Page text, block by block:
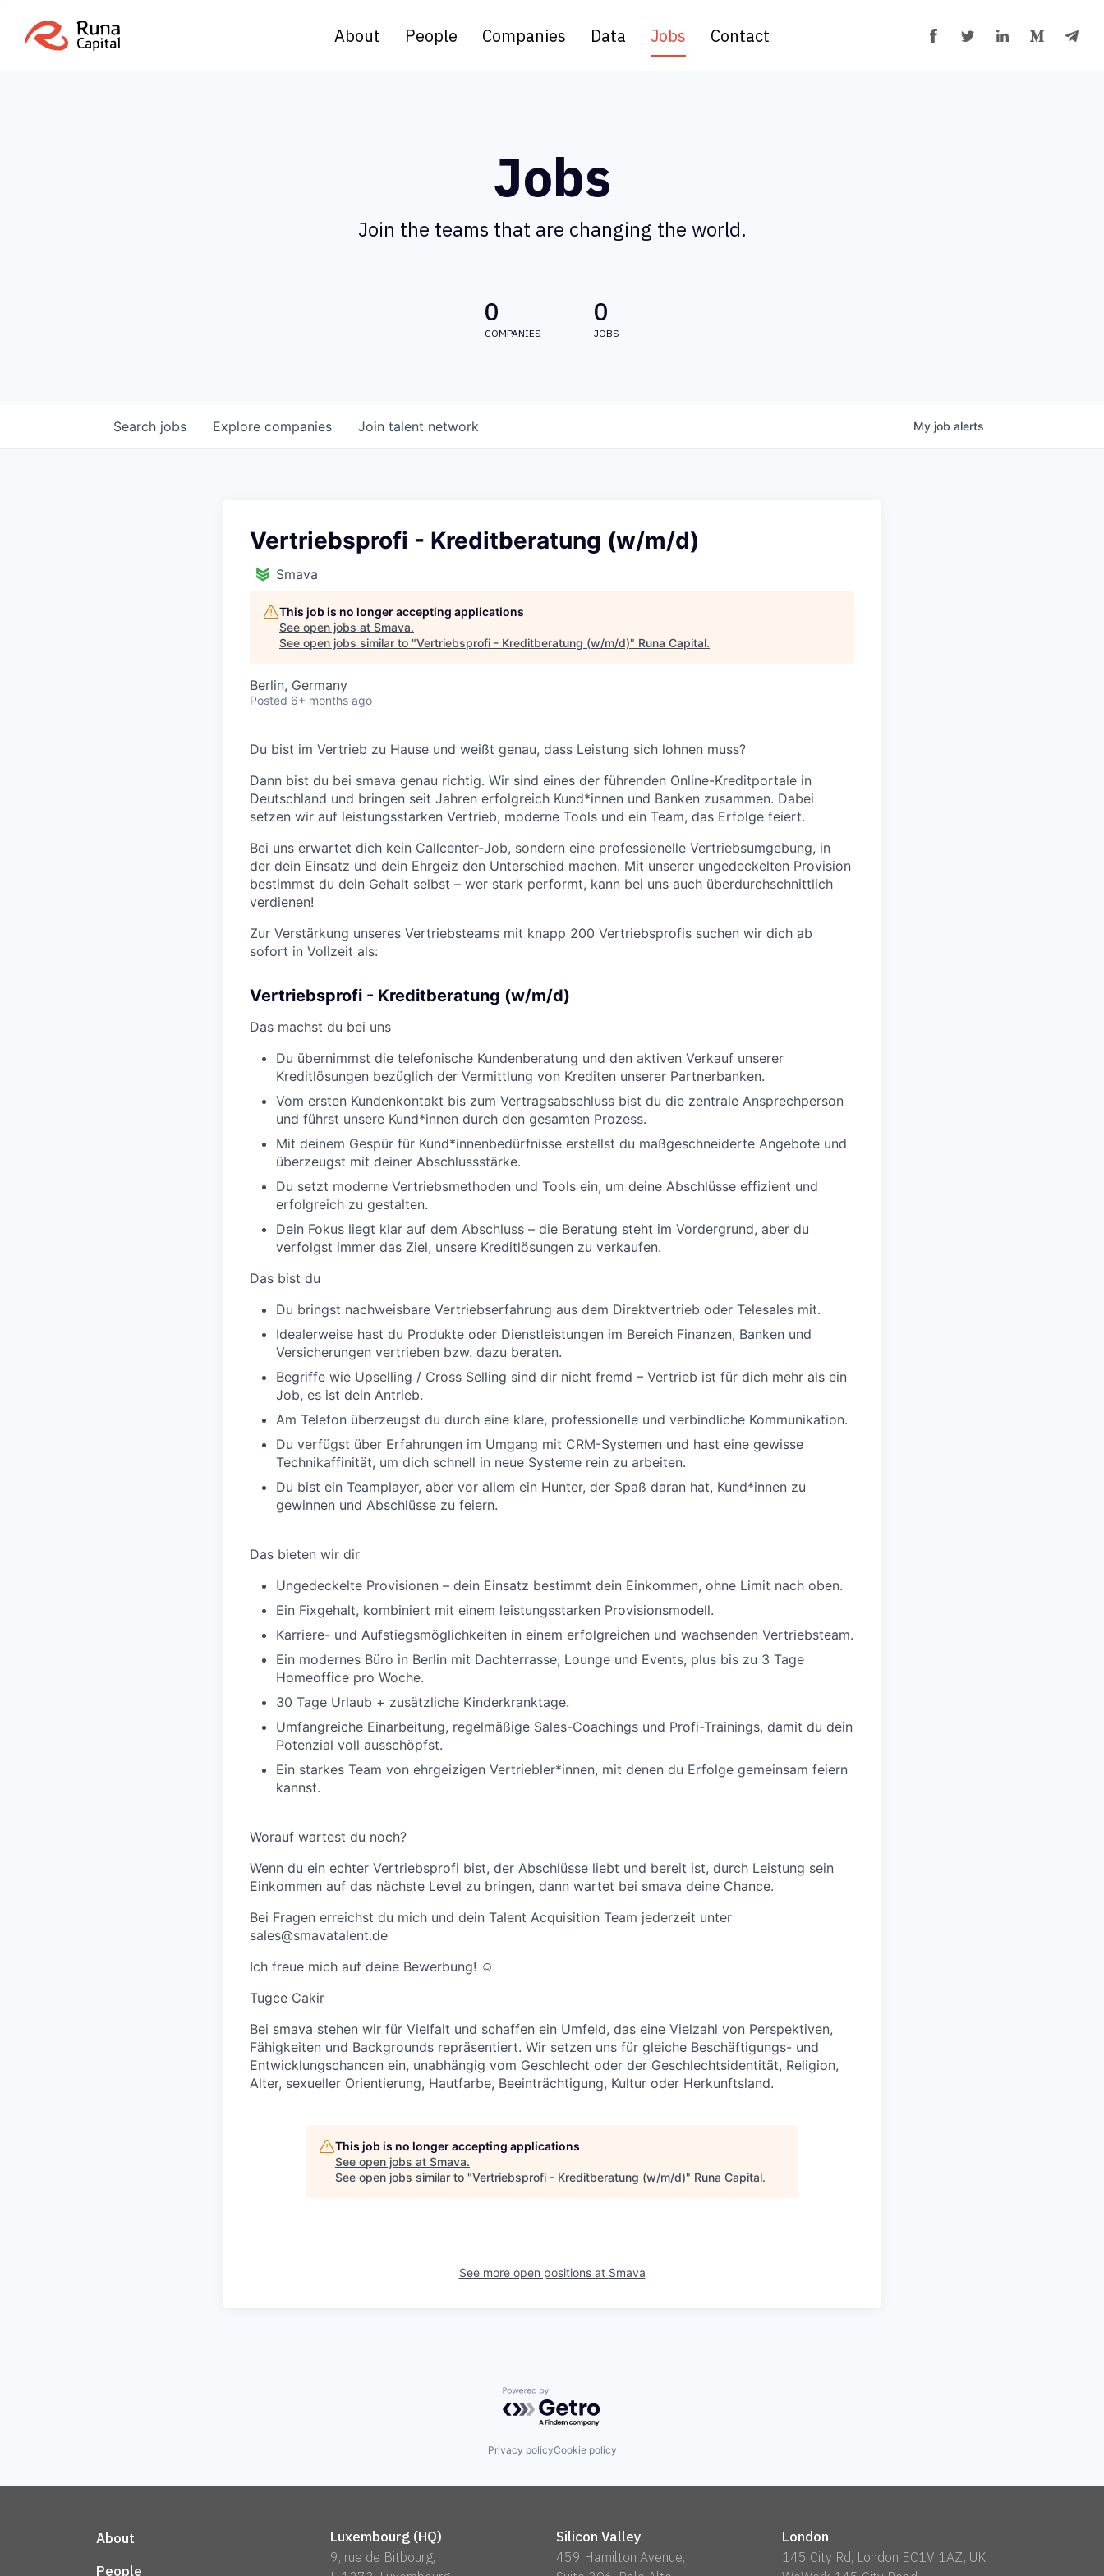
About People Companies Data Jobs Contact
Jobs
Join the teams that are changing the world.
0
COMPANIES
0
JOBS
Search jobs Explore companies Join talent network My job alerts
Vertriebsprofi - Kreditberatung (w/m/d)
Smava
This job is no longer accepting applications
See open jobs at Smava.
See open jobs similar to "Vertriebsprofi - Kreditberatung (w/m/d)" Runa Capital.
Berlin, Germany
Posted 6+ months ago
Du bist im Vertrieb zu Hause und weißt genau, dass Leistung sich lohnen muss?
Dann bist du bei smava genau richtig. Wir sind eines der führenden Online-Kreditportale in
Deutschland und bringen seit Jahren erfolgreich Kund*innen und Banken zusammen. Dabei
setzen wir auf leistungsstarken Vertrieb, moderne Tools und ein Team, das Erfolge feiert.
Bei uns erwartet dich kein Callcenter-Job, sondern eine professionelle Vertriebsumgebung, in
der dein Einsatz und dein Ehrgeiz den Unterschied machen. Mit unserer ungedeckelten Provision
bestimmst du dein Gehalt selbst – wer stark performt, kann bei uns auch überdurchschnittlich
verdienen!
Zur Verstärkung unseres Vertriebsteams mit knapp 200 Vertriebsprofis suchen wir dich ab
sofort in Vollzeit als:
Vertriebsprofi - Kreditberatung (w/m/d)
Das machst du bei uns
Du übernimmst die telefonische Kundenberatung und den aktiven Verkauf unserer
Kreditlösungen bezüglich der Vermittlung von Krediten unserer Partnerbanken.
Vom ersten Kundenkontakt bis zum Vertragsabschluss bist du die zentrale Ansprechperson
und führst unsere Kund*innen durch den gesamten Prozess.
Mit deinem Gespür für Kund*innenbedürfnisse erstellst du maßgeschneiderte Angebote und
überzeugst mit deiner Abschlussstärke.
Du setzt moderne Vertriebsmethoden und Tools ein, um deine Abschlüsse effizient und
erfolgreich zu gestalten.
Dein Fokus liegt klar auf dem Abschluss – die Beratung steht im Vordergrund, aber du
verfolgst immer das Ziel, unsere Kreditlösungen zu verkaufen.
Das bist du
Du bringst nachweisbare Vertriebserfahrung aus dem Direktvertrieb oder Telesales mit.
Idealerweise hast du Produkte oder Dienstleistungen im Bereich Finanzen, Banken und
Versicherungen vertrieben bzw. dazu beraten.
Begriffe wie Upselling / Cross Selling sind dir nicht fremd – Vertrieb ist für dich mehr als ein
Job, es ist dein Antrieb.
Am Telefon überzeugst du durch eine klare, professionelle und verbindliche Kommunikation.
Du verfügst über Erfahrungen im Umgang mit CRM-Systemen und hast eine gewisse
Technikaffinität, um dich schnell in neue Systeme rein zu arbeiten.
Du bist ein Teamplayer, aber vor allem ein Hunter, der Spaß daran hat, Kund*innen zu
gewinnen und Abschlüsse zu feiern.
Das bieten wir dir
Ungedeckelte Provisionen – dein Einsatz bestimmt dein Einkommen, ohne Limit nach oben.
Ein Fixgehalt, kombiniert mit einem leistungsstarken Provisionsmodell.
Karriere- und Aufstiegsmöglichkeiten in einem erfolgreichen und wachsenden Vertriebsteam.
Ein modernes Büro in Berlin mit Dachterrasse, Lounge und Events, plus bis zu 3 Tage
Homeoffice pro Woche.
30 Tage Urlaub + zusätzliche Kinderkranktage.
Umfangreiche Einarbeitung, regelmäßige Sales-Coachings und Profi-Trainings, damit du dein
Potenzial voll ausschöpfst.
Ein starkes Team von ehrgeizigen Vertriebler*innen, mit denen du Erfolge gemeinsam feiern
kannst.
Worauf wartest du noch?
Wenn du ein echter Vertriebsprofi bist, der Abschlüsse liebt und bereit ist, durch Leistung sein
Einkommen auf das nächste Level zu bringen, dann wartet bei smava deine Chance.
Bei Fragen erreichst du mich und dein Talent Acquisition Team jederzeit unter
sales@smavatalent.de
Ich freue mich auf deine Bewerbung! ☺️
Tugce Cakir
Bei smava stehen wir für Vielfalt und schaffen ein Umfeld, das eine Vielzahl von Perspektiven,
Fähigkeiten und Backgrounds repräsentiert. Wir setzen uns für gleiche Beschäftigungs- und
Entwicklungschancen ein, unabhängig vom Geschlecht oder der Geschlechtsidentität, Religion,
Alter, sexueller Orientierung, Hautfarbe, Beeinträchtigung, Kultur oder Herkunftsland.
This job is no longer accepting applications
See open jobs at Smava.
See open jobs similar to "Vertriebsprofi - Kreditberatung (w/m/d)" Runa Capital.
See more open positions at Smava
Powered by Getro.com
Privacy policyCookie policy
About
People
Luxembourg (HQ)
9, rue de Bitbourg,
Silicon Valley
459 Hamilton Avenue,
London
145 City Rd, London EC1V 1AZ, UK